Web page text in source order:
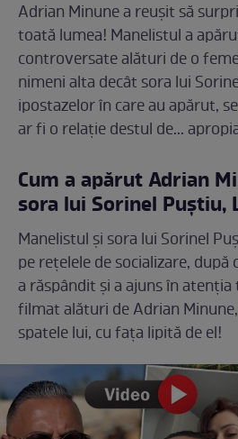
Adrian Minune a reușit să
toată lumea! Manelistul a
controversate alături de o
nimeni alta decât sora lui
ipostazelor în care au apărut,
ar fi o relație destul de...
Cum a apărut Adrian
sora lui Sorinel Puștiu,
Manelistul și sora lui Sorinel
pe rețelele de socializare,
a răspândit și a ajuns în
filmat alături de Adrian
spatele lui, cu fața lipită de el!